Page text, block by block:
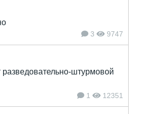
3 9747
штурмовой
1 12351